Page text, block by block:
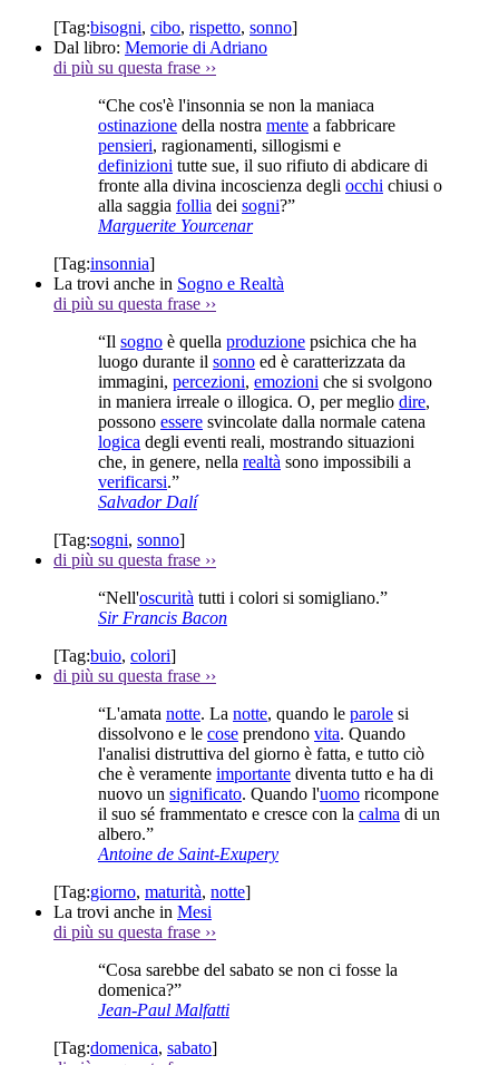
[Tag:bisogni, cibo, rispetto, sonno]
Dal libro: Memorie di Adriano
di più su questa frase ››
“Che cos'è l'insonnia se non la maniaca
ostinazione della nostra mente a fabbricare
pensieri, ragionamenti, sillogismi e
definizioni tutte sue, il suo rifiuto di abdicare di
fronte alla divina incoscienza degli occhi chiusi o
alla saggia follia dei sogni?”
Marguerite Yourcenar
[Tag:insonnia]
La trovi anche in Sogno e Realtà
di più su questa frase ››
“Il sogno è quella produzione psichica che ha
luogo durante il sonno ed è caratterizzata da
immagini, percezioni, emozioni che si svolgono
in maniera irreale o illogica. O, per meglio dire,
possono essere svincolate dalla normale catena
logica degli eventi reali, mostrando situazioni
che, in genere, nella realtà sono impossibili a
verificarsi.”
Salvador Dalí
[Tag:sogni, sonno]
di più su questa frase ››
“Nell'oscurità tutti i colori si somigliano.”
Sir Francis Bacon
[Tag:buio, colori]
di più su questa frase ››
“L'amata notte. La notte, quando le parole si
dissolvono e le cose prendono vita. Quando
l'analisi distruttiva del giorno è fatta, e tutto ciò
che è veramente importante diventa tutto e ha di
nuovo un significato. Quando l'uomo ricompone
il suo sé frammentato e cresce con la calma di un
albero.”
Antoine de Saint-Exupery
[Tag:giorno, maturità, notte]
La trovi anche in Mesi
di più su questa frase ››
“Cosa sarebbe del sabato se non ci fosse la
domenica?”
Jean-Paul Malfatti
[Tag:domenica, sabato]